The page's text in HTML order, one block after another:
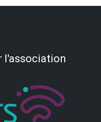
l'association